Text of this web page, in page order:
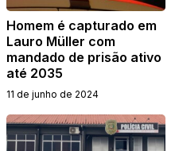
Homem é capturado em
Lauro Müller com
mandado de prisão ativo
até 2035
11 de junho de 2024